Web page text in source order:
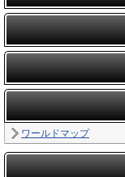
ワールドマップ